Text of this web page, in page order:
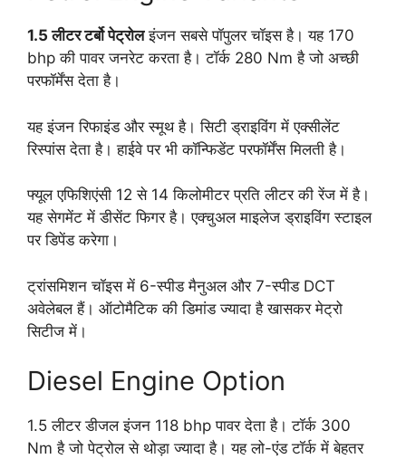
1.5 लीटर टर्बो पेट्रोलइंजन सबसे पॉपुलर चॉइस है। यह 170
bhp की पावर जनरेट करता है। टॉर्क 280 Nm है जो अच्छी
परफॉर्मेंस देता है।
यह इंजन रिफाइंड और स्मूथ है। सिटी ड्राइविंग में एक्सीलेंट
रिस्पांस देता है। हाईवे पर भी कॉन्फिडेंट परफॉर्मेंस मिलती है।
फ्यूल एफिशिएंसी 12 से 14 किलोमीटर प्रति लीटर की रेंज में है।
यह सेगमेंट में डीसेंट फिगर है। एक्चुअल माइलेज ड्राइविंग स्टाइल
पर डिपेंड करेगा।
ट्रांसमिशन चॉइस में 6-स्पीड मैनुअल और 7-स्पीड DCT
अवेलेबल हैं। ऑटोमैटिक की डिमांड ज्यादा है खासकर मेट्रो
सिटीज में।
Diesel Engine Option
1.5 लीटर डीजल इंजन 118 bhp पावर देता है। टॉर्क 300
Nm है जो पेट्रोल से थोड़ा ज्यादा है। यह लो-एंड टॉर्क में बेहतर